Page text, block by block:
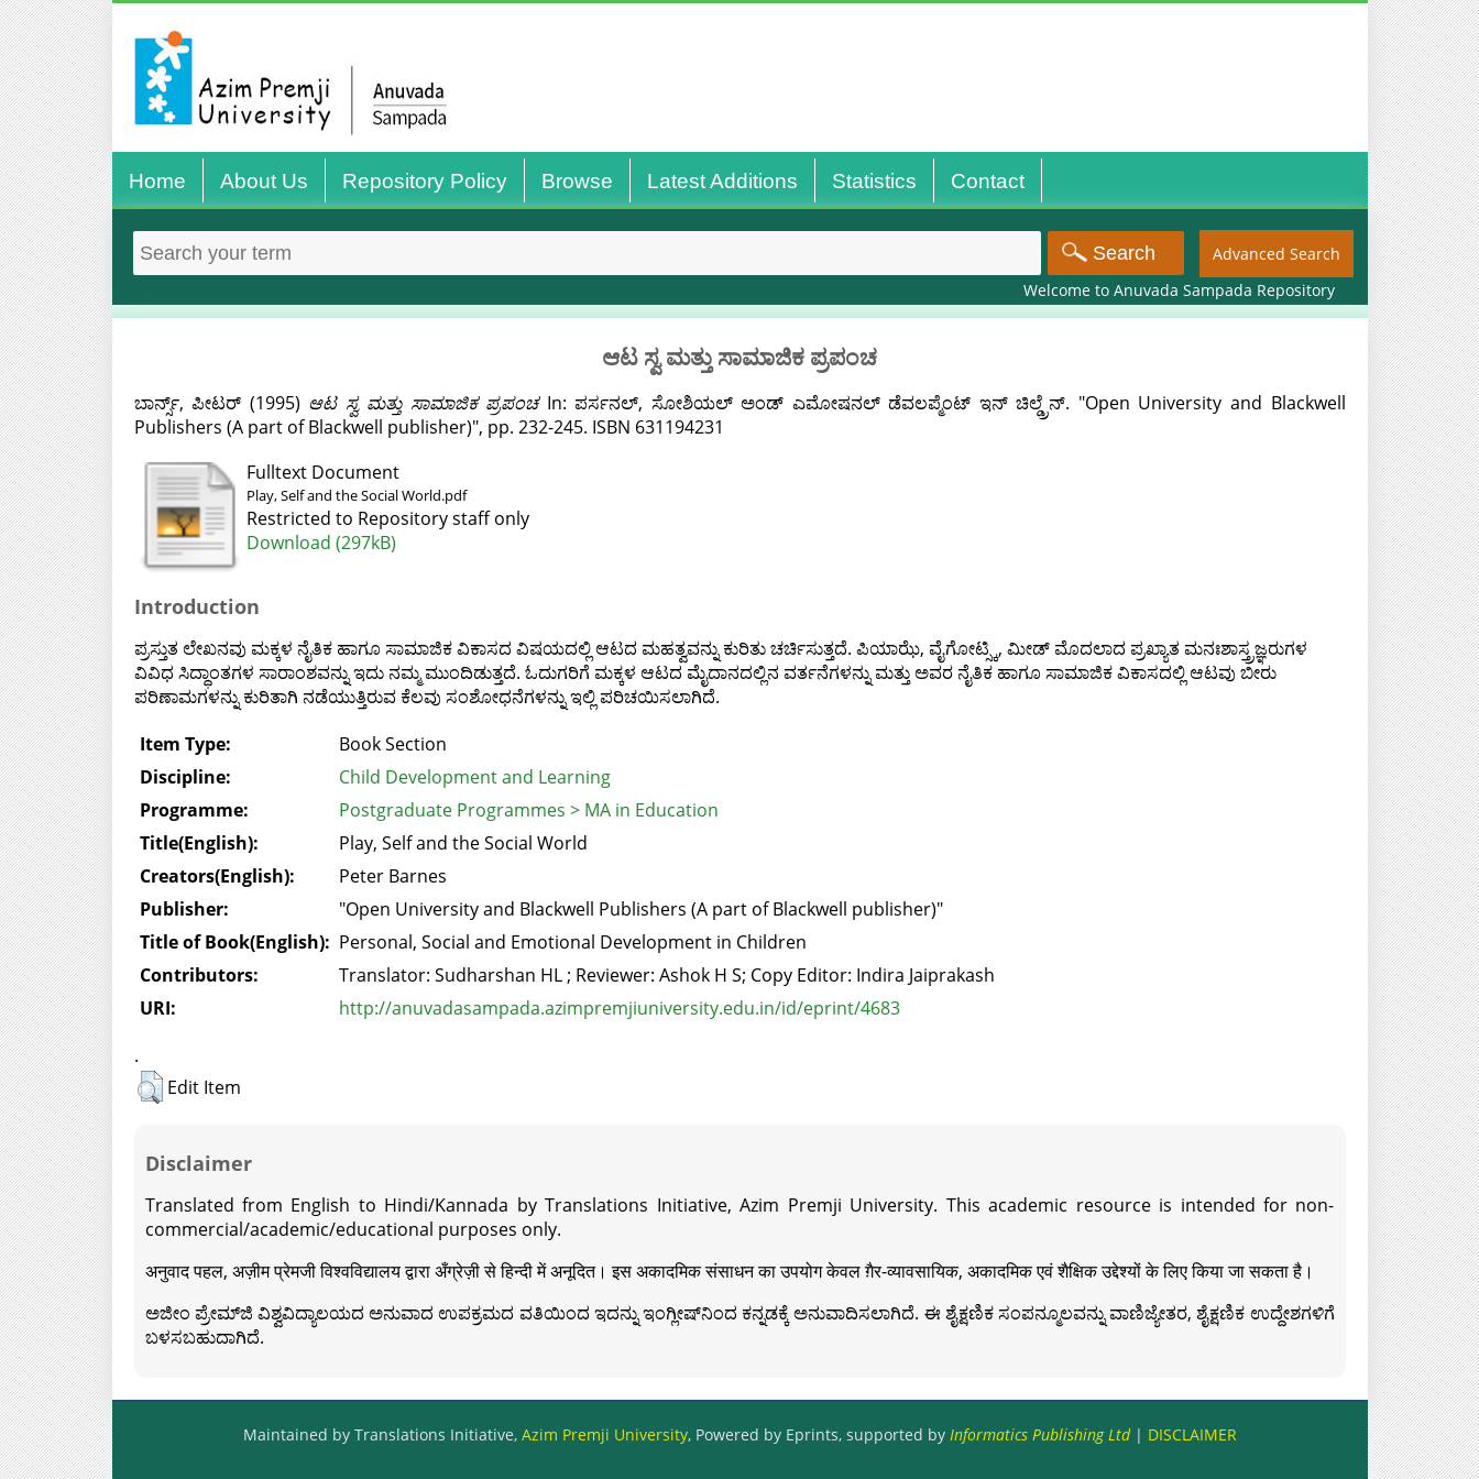
Home About Us Repository Policy Browse Latest Additions Statistics Contact
Advanced Search
Welcome to Anuvada Sampada Repository
ಆಟ ಸ್ವ ಮತ್ತು ಸಾಮಾಜಿಕ ಪ್ರಪಂಚ
ಬಾರ್ನ್ಸ್, ಪೀಟರ್ (1995) ಆಟ ಸ್ವ ಮತ್ತು ಸಾಮಾಜಿಕ ಪ್ರಪಂಚIn: ಪರ್ಸನಲ್, ಸೋಶಿಯಲ್ ಅಂಡ್ ಎಮೋಷನಲ್ ಡೆವಲಪ್ಮೆಂಟ್ ಇನ್ ಚಿಲ್ಡ್ರೆನ್. "Open University and Blackwell
Publishers (A part of Blackwell publisher)", pp. 232-245. ISBN 631194231
Fulltext Document
Play, Self and the Social World.pdf
Restricted to Repository staff only
Download (297kB)
Introduction
ಪ್ರಸ್ತುತ ಲೇಖನವು ಮಕ್ಕಳ ನೈತಿಕ ಹಾಗೂ ಸಾಮಾಜಿಕ ವಿಕಾಸದ ವಿಷಯದಲ್ಲಿ ಆಟದ ಮಹತ್ವವನ್ನು ಕುರಿತು ಚರ್ಚಿಸುತ್ತದೆ. ಪಿಯಾಝೆ, ವೈಗೋಟ್ಸ್ಕಿ, ಮೀಡ್ ಮೊದಲಾದ ಪ್ರಖ್ಯಾತ ಮನಃಶಾಸ್ತ್ರಜ್ಞರುಗಳ
ವಿವಿಧ ಸಿದ್ಧಾಂತಗಳ ಸಾರಾಂಶವನ್ನು ಇದು ನಮ್ಮ ಮುಂದಿಡುತ್ತದೆ. ಓದುಗರಿಗೆ ಮಕ್ಕಳ ಆಟದ ಮೈದಾನದಲ್ಲಿನ ವರ್ತನೆಗಳನ್ನು ಮತ್ತು ಅವರ ನೈತಿಕ ಹಾಗೂ ಸಾಮಾಜಿಕ ವಿಕಾಸದಲ್ಲಿ ಆಟವು ಬೀರು
ಪರಿಣಾಮಗಳನ್ನು ಕುರಿತಾಗಿ ನಡೆಯುತ್ತಿರುವ ಕೆಲವು ಸಂಶೋಧನೆಗಳನ್ನು ಇಲ್ಲಿ ಪರಿಚಯಿಸಲಾಗಿದೆ.
Item Type:
Book Section
Discipline:
Child Development and Learning
Programme:
Postgraduate Programmes > MA in Education
Title(English):
Play, Self and the Social World
Creators(English):
Peter Barnes
Publisher:
"Open University and Blackwell Publishers (A part of Blackwell publisher)"
Title of Book(English): Personal, Social and Emotional Development in Children
Contributors:
Translator: Sudharshan HL ; Reviewer: Ashok H S; Copy Editor: Indira Jaiprakash
URI:
http://anuvadasampada.azimpremjiuniversity.edu.in/id/eprint/4683
.
Edit Item
Disclaimer
Translated from English to Hindi/Kannada by Translations Initiative, Azim Premji University. This academic resource is intended for non-
commercial/academic/educational purposes only.
अनुवाद पहल, अज़ीम प्रेमजी विश्वविद्यालय द्वारा अँग्रेज़ी से हिन्दी में अनूदित। इस अकादमिक संसाधन का उपयोग केवल ग़ैर-व्यावसायिक, अकादमिक एवं शैक्षिक उद्देश्यों के लिए किया जा सकता है।
ಅಜೀಂ ಪ್ರೇಮ್‍ಜಿ ವಿಶ್ವವಿದ್ಯಾಲಯದ ಅನುವಾದ ಉಪಕ್ರಮದ ವತಿಯಿಂದ ಇದನ್ನು ಇಂಗ್ಲೀಷ್‍ನಿಂದ ಕನ್ನಡಕ್ಕೆ ಅನುವಾದಿಸಲಾಗಿದೆ. ಈ ಶೈಕ್ಷಣಿಕ ಸಂಪನ್ಮೂಲವನ್ನು ವಾಣಿಜ್ಯೇತರ, ಶೈಕ್ಷಣಿಕ ಉದ್ದೇಶಗಳಿಗೆ
ಬಳಸಬಹುದಾಗಿದೆ.
Maintained by Translations Initiative, Azim Premji University, Powered by Eprints, supported by Informatics Publishing Ltd| DISCLAIMER